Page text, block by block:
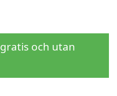
och utan